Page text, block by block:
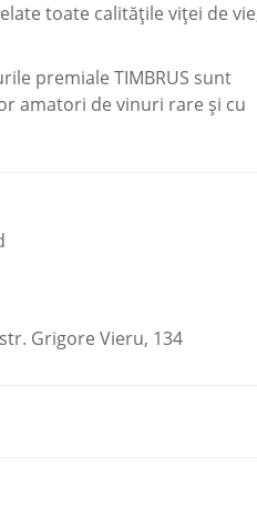
toate calităţile viţei de
premiale TIMBRUS sunt
amatori de vinuri rare şi cu
Grigore Vieru, 134